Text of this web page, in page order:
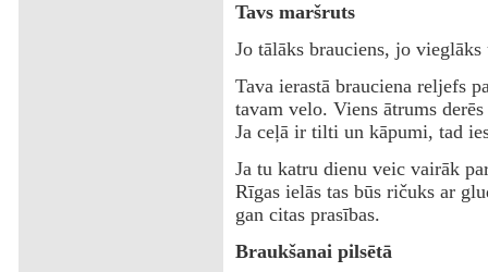
‌Tavs maršruts
‌Jo tālāks brauciens, jo
‌Tava ierastā brauciena reljefs
tavam velo. Viens ātrums
Ja ceļā ir tilti un kāpumi, tad
‌Ja tu katru dienu veic vairāk
Rīgas ielās tas būs ričuks ar
gan citas prasības.
Braukšanai pilsētā